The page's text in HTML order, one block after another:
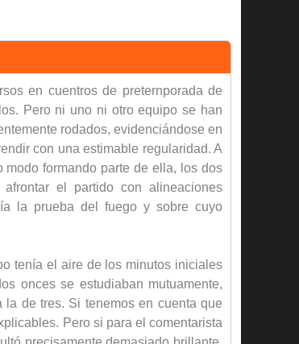
en cuentros de preternporada de
Pero ni uno ni otro equipo se han
rodados, evidenciándose en
con una estimable regularidad. A
formando parte de ella, los dos
el partido con alineaciones
la prueba del fuego y sobre cuyo
tenía el aire de los minutos iniciales
onces se estudiaban mutuamente,
de tres. Si tenemos en cuenta que
Pero si para el comentarista